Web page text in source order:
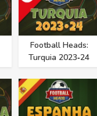
Football Heads:
Turquia 2023‑24